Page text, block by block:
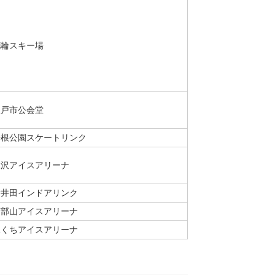
スキー場
市公会堂
公園スケートリンク
アイスアリーナ
田インドアリンク
山アイスアリーナ
ちアイスアリーナ